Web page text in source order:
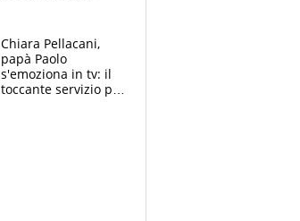
Chiara Pellacani,
papà Paolo
s'emoziona in tv: il
toccante servizio per